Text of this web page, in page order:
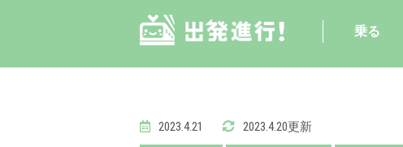
乗る
2023.4.21 2023.4.20更新